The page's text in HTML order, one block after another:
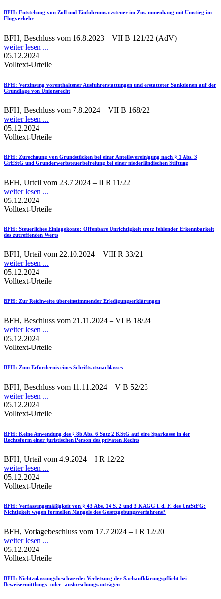
BFH: Entstehung von Zoll und Einfuhrumsatzsteuer im Zusammenhang mit Umstieg im
Flugverkehr
BFH, Beschluss vom 16.8.2023 – VII B 121/22 (AdV)
weiter lesen ...
05.12.2024
Volltext-Urteile
BFH: Verzinsung vorenthaltener Ausfuhrerstattungen und erstatteter Sanktionen auf der
Grundlage von Unionsrecht
BFH, Beschluss vom 7.8.2024 – VII B 168/22
weiter lesen ...
05.12.2024
Volltext-Urteile
BFH: Zurechnung von Grundstücken bei einer Anteilsvereinigung nach § 1 Abs. 3
GrEStG und Grunderwerbsteuerbefreiung bei einer niederländischen Stiftung
BFH, Urteil vom 23.7.2024 – II R 11/22
weiter lesen ...
05.12.2024
Volltext-Urteile
BFH: Steuerliches Einlagekonto: Offenbare Unrichtigkeit trotz fehlender Erkennbarkeit
des zutreffenden Werts
BFH, Urteil vom 22.10.2024 – VIII R 33/21
weiter lesen ...
05.12.2024
Volltext-Urteile
BFH: Zur Reichweite übereinstimmender Erledigungserklärungen
BFH, Beschluss vom 21.11.2024 – VI B 18/24
weiter lesen ...
05.12.2024
Volltext-Urteile
BFH: Zum Erfordernis eines Schriftsatznachlasses
BFH, Beschluss vom 11.11.2024 – V B 52/23
weiter lesen ...
05.12.2024
Volltext-Urteile
BFH: Keine Anwendung des § 8b Abs. 6 Satz 2 KStG auf eine Sparkasse in der
Rechtsform einer juristischen Person des privaten Rechts
BFH, Urteil vom 4.9.2024 – I R 12/22
weiter lesen ...
05.12.2024
Volltext-Urteile
BFH: Verfassungsmäßigkeit von § 43 Abs. 14 S. 2 und 3 KAGG i. d. F. des UntStFG:
Nichtigkeit wegen formellen Mangels des Gesetzgebungsverfahrens?
BFH, Vorlagebeschluss vom 17.7.2024 – I R 12/20
weiter lesen ...
05.12.2024
Volltext-Urteile
BFH: Nichtzulassungsbeschwerde: Verletzung der Sachaufklärungspflicht bei
Beweisermittlungs- oder -ausforschungsanträgen